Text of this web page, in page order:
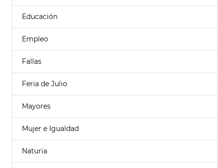
Educación
Empleo
Fallas
Feria de Julio
Mayores
Mujer e Igualdad
Naturia